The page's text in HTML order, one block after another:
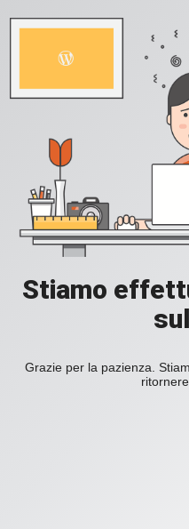
Stiamo
Grazie per la pazienza.